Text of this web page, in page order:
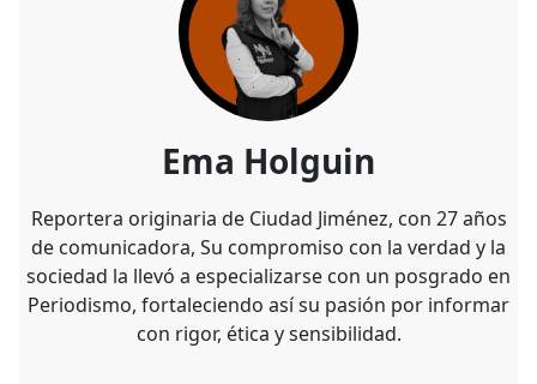
Ema Holguin
Reportera originaria de Ciudad Jiménez, con 27 años
de comunicadora, Su compromiso con la verdad y la
sociedad la llevó a especializarse con un posgrado en
Periodismo, fortaleciendo así su pasión por informar
con rigor, ética y sensibilidad.